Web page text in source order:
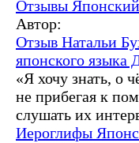
Отзывы
Автор:
Отзыв Натальи
японского
«Я хочу знать, о
не прибегая к
слушать их
Иероглифы